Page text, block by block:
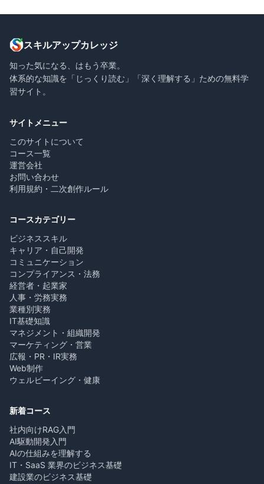
スキルアップカレッジ
知った気になる、はもう卒業。
体系的な知識を「じっくり読む」「深く理解する」ための無料学
習サイト。
サイトメニュー
このサイトについて
コース一覧
運営会社
お問い合わせ
利用規約・二次創作ルール
コースカテゴリー
ビジネススキル
キャリア・自己開発
コミュニケーション
コンプライアンス・法務
経営者・起業家
人事・労務実務
業種別実務
IT基礎知識
マネジメント・組織開発
マーケティング・営業
広報・PR・IR実務
Web制作
ウェルビーイング・健康
新着コース
社内向けRAG入門
AI駆動開発入門
AIの仕組みを理解する
IT・SaaS 業界のビジネス基礎
建設業のビジネス基礎